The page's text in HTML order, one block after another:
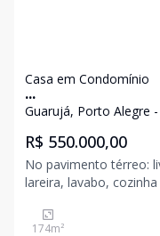
Casa em Condomínio
...
Guarujá, Porto Alegre -
R$ 550.000,00
No pavimento térreo:
lareira, lavabo,
sala multiuso com
174m²